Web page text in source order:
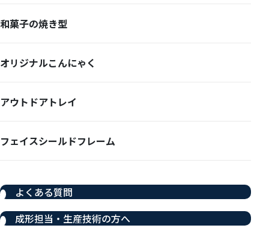
和菓子の焼き型
オリジナルこんにゃく
アウトドアトレイ
フェイスシールドフレーム
よくある質問
成形担当・生産技術の方へ